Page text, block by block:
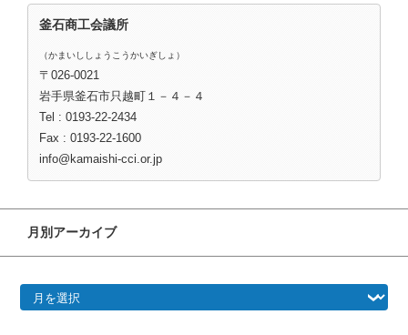
釜石商工会議所
（かまいししょうこうかいぎしょ）
〒026-0021
岩手県釜石市只越町１－４－４
Tel : 0193-22-2434
Fax : 0193-22-1600
info@kamaishi-cci.or.jp
月別アーカイブ